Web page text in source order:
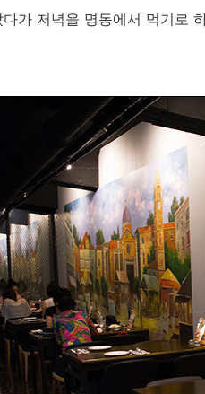
가 저녁을 명동에서 먹기로